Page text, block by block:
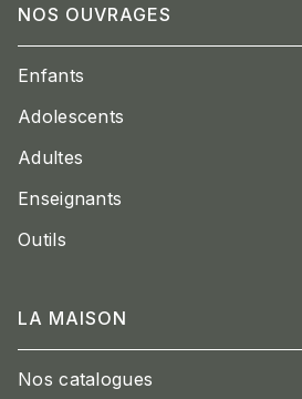
NOS OUVRAGES
Enfants
Adolescents
Adultes
Enseignants
Outils
LA MAISON
Nos catalogues